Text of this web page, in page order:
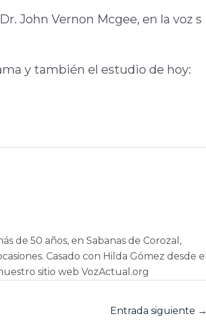
John Vernon Mcgee, en la voz s
y también el estudio de hoy:
de 50 años, en Sabanas de Corozal,
Casado con Hilda Gómez desde el
sitio web VozActual.org
Entrada siguiente →